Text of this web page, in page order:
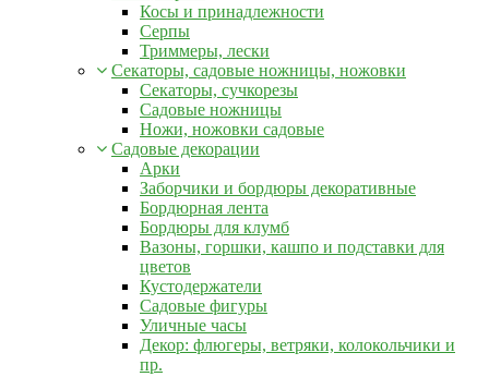
Косы и принадлежности
Серпы
Триммеры, лески
Секаторы, садовые ножницы, ножовки
Секаторы, сучкорезы
Садовые ножницы
Ножи, ножовки садовые
Садовые декорации
Арки
Заборчики и бордюры декоративные
Бордюрная лента
Бордюры для клумб
Вазоны, горшки, кашпо и подставки для
цветов
Кустодержатели
Садовые фигуры
Уличные часы
Декор: флюгеры, ветряки, колокольчики и
пр.